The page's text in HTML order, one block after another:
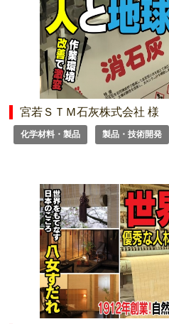
宮若ＳＴＭ石灰株式会社 様
化学材料・製品 製品・技術開発